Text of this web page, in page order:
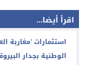
اقرأ أيضا...
استثمارات ‘مغاربة
الوطنية بجدار